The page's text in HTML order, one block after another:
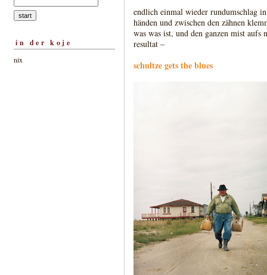
in der koje
nix
endlich einmal wieder rundumschlag
händen und zwischen den zähnen
was was ist, und den ganzen mist
resultat –
schultze gets the blues